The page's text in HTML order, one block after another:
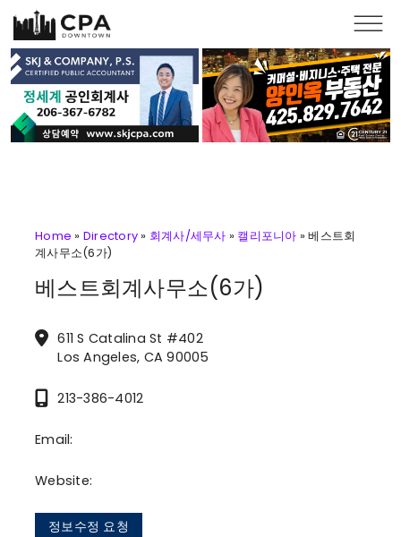
Skip to main content
Home » Directory » 회계사/세무사 » 캘리포니아 »베스트회
계사무소(6가)
베스트회계사무소(6가)
611 S Catalina St #402
Los Angeles, CA 90005
213-386-4012
Email:
Website:
정보수정 요청